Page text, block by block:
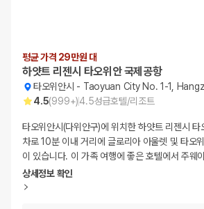
평균 가격 29만원 대
하얏트 리젠시 타오위안 국제공항
타오위안시 - Taoyuan City No. 1-1,
4.5(999+)4.5성급호텔/리조트
타오위안시(다위안구)에 위치한 하얏트 리젠시
차로 10분 이내 거리에 글로리아 아울렛 및 타오
이 있습니다. 이 가족 여행에 좋은 호텔에서 주웨
상세정보 확인